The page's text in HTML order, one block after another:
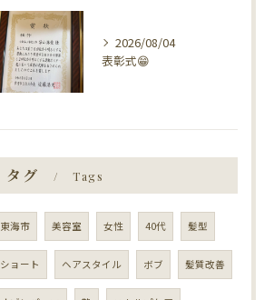
2026/08/04
表彰式😁
タグ Tags
東海市 美容室 女性 40代 髪型
ショート ヘアスタイル ボブ 髪質改善